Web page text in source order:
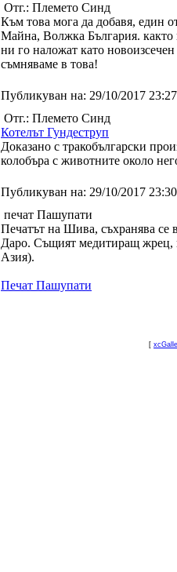
Отг.: Племето Синд
Към това мога да добавя, един
Майна, Волжка България. както
ни го наложат като
съмняваме в това!
Публикуван на: 29/10/2017
Отг.: Племето Синд
Котелът Гундеструп
Доказано с тракобългарски
колобъра с животните около
Публикуван на: 29/10/2017
печат Пашупати
Печатът на Шива, съхранява
Даро. Същият медитиращ жрец,
Азия).
Печат Пашупати
[